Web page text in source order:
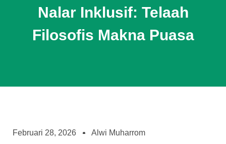
Nalar Inklusif: Telaah
Filosofis Makna Puasa
Februari 28, 2026 Alwi Muharrom